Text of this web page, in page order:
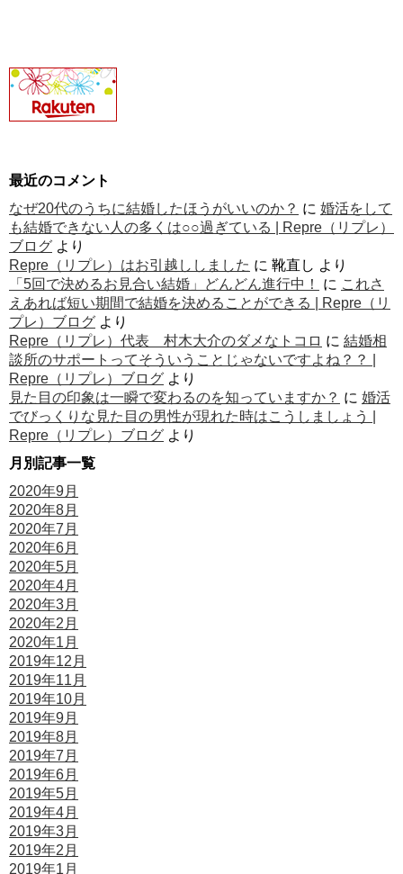
最近のコメント
なぜ20代のうちに結婚したほうがいいのか？ に 婚活をして
も結婚できない人の多くは○○過ぎている | Repre（リプレ）
ブログ より
Repre（リプレ）はお引越ししました に 靴直し より
「5回で決めるお見合い結婚」どんどん進行中！
に これさ
えあれば短い期間で結婚を決めることができる | Repre（リ
プレ）ブログ より
Repre（リプレ）代表 村木大介のダメなトコロ に 結婚相
談所のサポートってそういうことじゃないですよね？？ |
Repre（リプレ）ブログ より
見た目の印象は一瞬で変わるのを知っていますか？ に 婚活
でびっくりな見た目の男性が現れた時はこうしましょう |
Repre（リプレ）ブログ より
月別記事一覧
2020年9月
2020年8月
2020年7月
2020年6月
2020年5月
2020年4月
2020年3月
2020年2月
2020年1月
2019年12月
2019年11月
2019年10月
2019年9月
2019年8月
2019年7月
2019年6月
2019年5月
2019年4月
2019年3月
2019年2月
2019年1月